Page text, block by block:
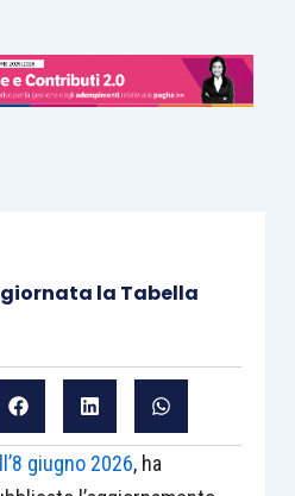
la Tabella
giugno 2026, ha